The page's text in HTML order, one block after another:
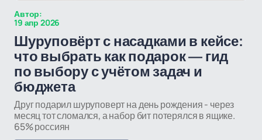
Автор:
19 апр 2026
Шуруповёрт с насадками в кейсе:
что выбрать как подарок — гид
по выбору с учётом задач и
бюджета
Друг подарил шуруповерт на день рождения - через
месяц тот сломался, а набор бит потерялся в ящике.
65% россиян